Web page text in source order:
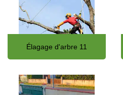
Élagage d'arbre 11